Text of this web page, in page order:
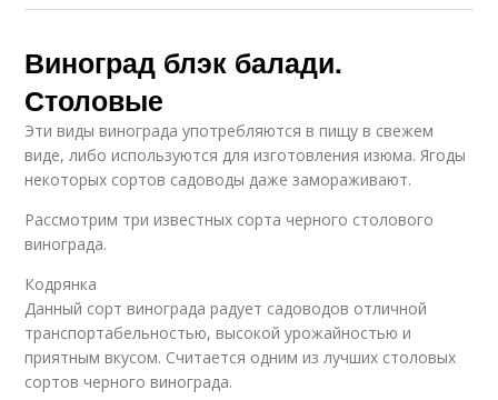
Виноград блэк балади.
Столовые
Эти виды винограда употребляются в пищу в свежем
виде, либо используются для изготовления изюма. Ягоды
некоторых сортов садоводы даже замораживают.
Рассмотрим три известных сорта черного столового
винограда.
Кодрянка
Данный сорт винограда радует садоводов отличной
транспортабельностью, высокой урожайностью и
приятным вкусом. Считается одним из лучших столовых
сортов черного винограда.